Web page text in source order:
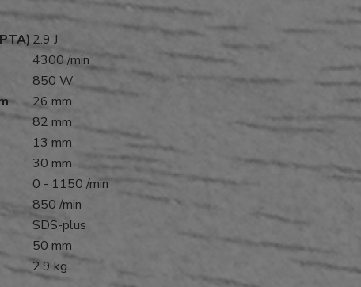
2.9 J
4300 /min
850 W
26 mm
82 mm
13 mm
30 mm
0 - 1150 /min
850 /min
SDS-plus
50 mm
2.9 kg